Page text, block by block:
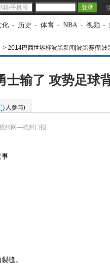
化 - 历史 - 体育 - NBA - 视频 -
> 2014巴西世界杯波黑新闻|波黑赛程|波
士输了 攻势足球
人参与)
州网—杭州日报
缝。